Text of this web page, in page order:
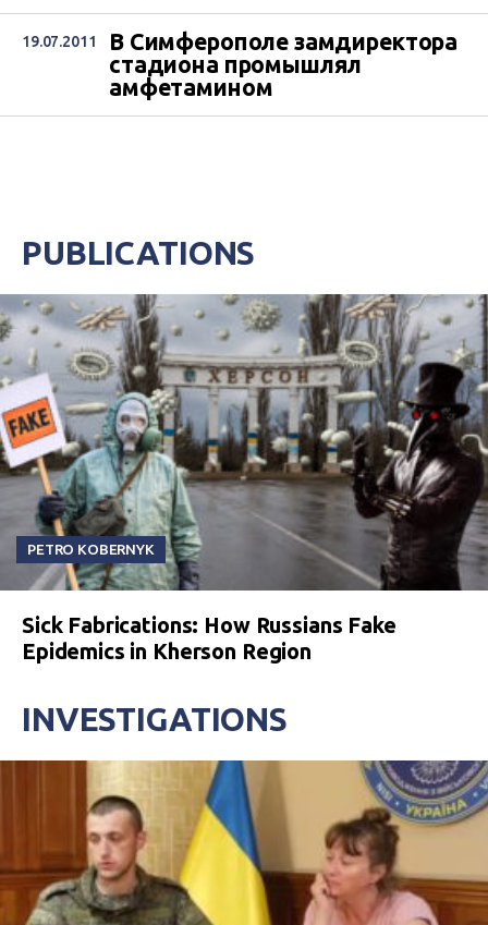
19.07.2011
В Симферополе замдиректора
стадиона промышлял
амфетамином
PUBLICATIONS
PETRO KOBERNYK
Sick Fabrications: How Russians Fake
Epidemics in Kherson Region
INVESTIGATIONS